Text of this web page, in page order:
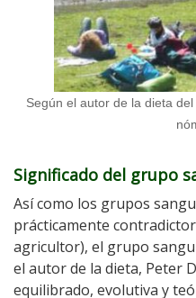
Según el autor de la dieta
Significado del grupo
Así como los grupos
prácticamente
agricultor), el grupo
el autor de la dieta, Peter
equilibrado, evolutiva y